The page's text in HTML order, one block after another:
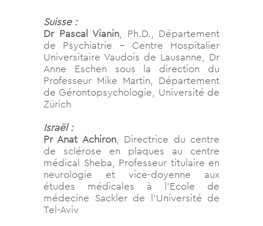
Suisse :
Dr Pascal Vianin, Ph.D., Département
de Psychiatrie – Centre Hospitalier
Universitaire Vaudois de Lausanne, Dr
Anne Eschen sous la direction du
Professeur Mike Martin, Département
de Gérontopsychologie, Université de
Zürich
Israël :
Pr Anat Achiron, Directrice du centre
de sclérose en plaques au centre
médical Sheba, Professeur titulaire en
neurologie et vice-doyenne aux
études médicales à l’Ecole de
médecine Sackler de l’Université de
Tel-Aviv